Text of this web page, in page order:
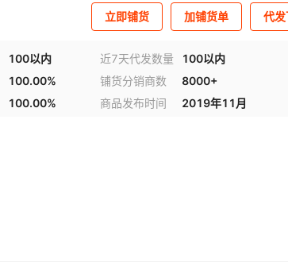
库存 29980个
库存29980个
立即铺货 加铺货单 代
100以内 近7天代发数量
100以内
100.00% 铺货分销商数
8000+
100.00% 商品发布时间 2019年11月